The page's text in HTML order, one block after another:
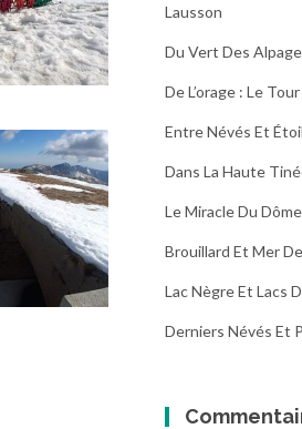
Lausson
Du Vert Des
De L’orage : Le
Entre Névés Et
Dans La Haute
Le Miracle Du
Brouillard Et Mer
Lac Nègre Et Lacs
Derniers Névés Et